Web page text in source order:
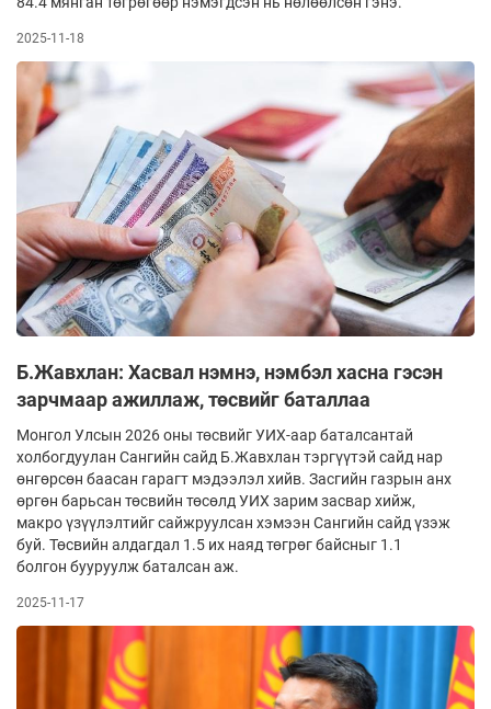
2025-11-18
Б.Жавхлан: Хасвал нэмнэ, нэмбэл хасна гэсэн
зарчмаар ажиллаж, төсвийг баталлаа
Монгол Улсын 2026 оны төсвийг УИХ-аар баталсантай
холбогдуулан Сангийн сайд Б.Жавхлан тэргүүтэй сайд нар
өнгөрсөн баасан гарагт мэдээлэл хийв. Засгийн газрын анх
өргөн барьсан төсвийн төсөлд УИХ зарим засвар хийж,
макро үзүүлэлтийг сайжруулсан хэмээн Сангийн сайд үзэж
буй. Төсвийн алдагдал 1.5 их наяд төгрөг байсныг 1.1
болгон бууруулж баталсан аж.
2025-11-17